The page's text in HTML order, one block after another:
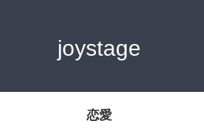
joystage
恋愛